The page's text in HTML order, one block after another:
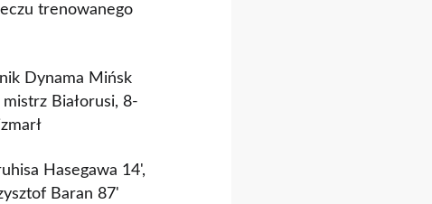
trenowanego
Dynama Mińsk
Białorusi, 8-
Hasegawa 14',
Baran 87'